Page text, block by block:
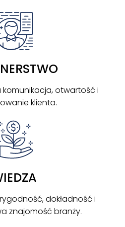
otwartość i
klienta.
dokładność i
znajomość branży.